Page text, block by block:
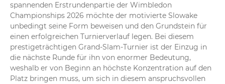
spannenden Erstrundenpartie der Wimbledon
Championships 2026 möchte der motivierte Slowake
unbedingt seine Form beweisen und den Grundstein für
einen erfolgreichen Turnierverlauf legen. Bei diesem
prestigeträchtigen Grand-Slam-Turnier ist der Einzug in
die nächste Runde für ihn von enormer Bedeutung,
weshalb er von Beginn an höchste Konzentration auf den
Platz bringen muss, um sich in diesem anspruchsvollen